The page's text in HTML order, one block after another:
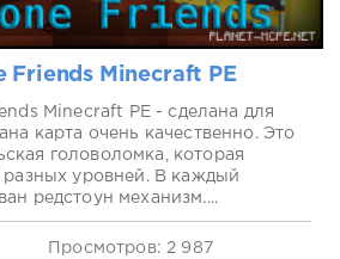
Friends Minecraft PE
Minecraft PE - сделана для
карта очень качественно. Это
головоломка, которая
разных уровней. В каждый
редстоун механизм....
Просмотров: 2 987